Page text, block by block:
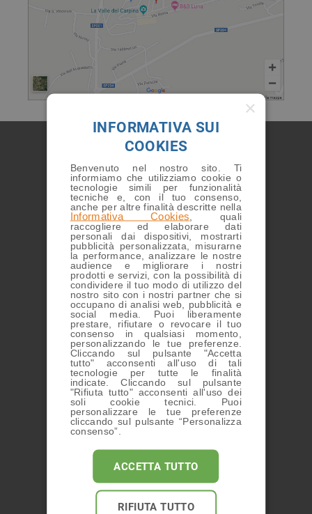
ARTICOLI DI APPROFONDIMENTO E
AGGIORNAMENTO PROFESSIONALE
CHI SIAMO
SERVIZI
×
INFORMATIVA SUI
COOKIES
Benvenuto nel nostro sito. Ti
informiamo che utilizziamo cookie o
tecnologie simili per funzionalità
tecniche e, con il tuo consenso,
anche per altre finalità descritte nella
Informativa Cookies , quali
raccogliere ed elaborare dati
personali dai dispositivi, mostrarti
pubblicità personalizzata, misurarne
la performance, analizzare le nostre
audience e migliorare i nostri
prodotti e servizi, con la possibilità di
condividere il tuo modo di utilizzo del
nostro sito con i nostri partner che si
occupano di analisi web, pubblicità e
social media. Puoi liberamente
prestare, rifiutare o revocare il tuo
consenso in qualsiasi momento,
personalizzando le tue preferenze.
Cliccando sul pulsante "Accetta
tutto" acconsenti all'uso di tali
tecnologie per tutte le finalità
indicate. Cliccando sul pulsante
"Rifiuta tutto" acconsenti all'uso dei
soli cookie tecnici. Puoi
personalizzare le tue preferenze
cliccando sul pulsante “Personalizza
consenso”.
ACCETTA TUTTO
RIFIUTA TUTTO